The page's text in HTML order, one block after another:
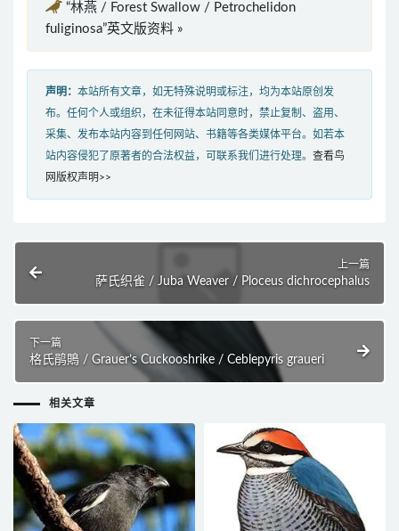
“林燕 / Forest Swallow / Petrochelidon
fuliginosa”英文版资料 »
声明： 本站所有文章，如无特殊说明或标注，均为本站原创发
布。任何个人或组织，在未征得本站同意时，禁止复制、盗用、
采集、发布本站内容到任何网站、书籍等各类媒体平台。如若本
站内容侵犯了原著者的合法权益，可联系我们进行处理。 查看鸟
网版权声明>>
上一篇
萨氏织雀 / Juba Weaver / Ploceus dichrocephalus
下一篇
格氏鹃鵙 / Grauer’s Cuckooshrike / Ceblepyris graueri
相关文章